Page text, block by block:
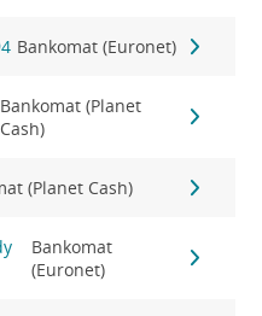
Bankomat (Euronet)
Bankomat (Planet
Cash)
(Planet Cash)
Bankomat
(Euronet)